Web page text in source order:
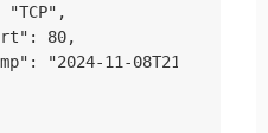
"TCP",
80,
"2024-11-